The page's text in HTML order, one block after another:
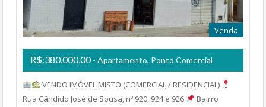
Venda
R$:380.000,00- Apartamento, Ponto Comercial
VENDO IMÓVEL MISTO (COMERCIAL / RESIDENCIAL)
Rua Cândido José de Sousa, nº 920, 924 e 926
Bairro